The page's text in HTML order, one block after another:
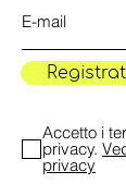
Accetto i
privacy.
privacy